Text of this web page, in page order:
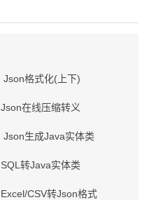
Json格式化(上下)
Json在线压缩转义
Json生成Java实体类
SQL转Java实体类
Excel/CSV转Json格式